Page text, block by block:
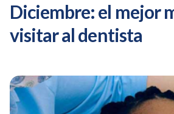
Diciembre: el mejor
visitar al dentista